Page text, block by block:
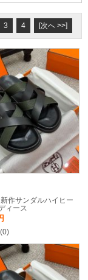
3 4 [次へ >>]
新作サンダルハイヒー
ィース
(0)